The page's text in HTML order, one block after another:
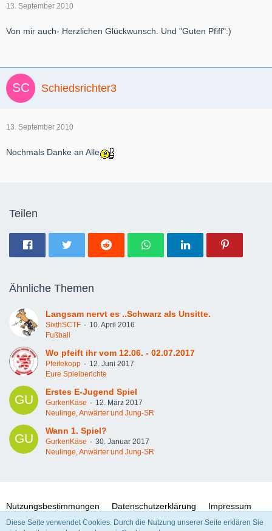
13. September 2010
Von mir auch- Herzlichen Glückwunsch. Und "Guten Pfiff":)
Schiedsrichter3
13. September 2010
Nochmals Danke an Alle
Teilen
Ähnliche Themen
Langsam nervt es ..Schwarz als Unsitte.
SixthSCTF
10. April 2016
Fußball
Wo pfeift ihr vom 12.06. - 02.07.2017
Pfeifekopp
12. Juni 2017
Eure Spielberichte
Erstes E-Jugend Spiel
GurkenKäse
12. März 2017
Neulinge, Anwärter und Jung-SR
Wann 1. Spiel?
GurkenKäse
30. Januar 2017
Neulinge, Anwärter und Jung-SR
Nutzungsbestimmungen Datenschutzerklärung Impressum
Diese Seite verwendet Cookies. Durch die Nutzung unserer Seite erklären Sie